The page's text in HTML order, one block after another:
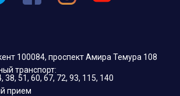
100084, проспект Амира Темура 108
транспорт:
38, 51, 60, 67, 72, 93, 115, 140
прием